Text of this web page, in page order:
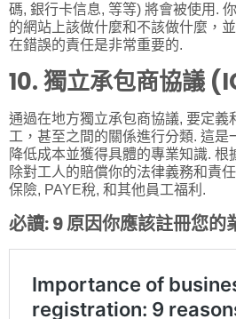
碼, 銀行卡信息, 等等) 將會被使用.
的網站上該做什麼和不該做什麼，
在錯誤的責任是非常重要的.
10. 獨立承包商協議
通過在地方獨立承包商協議, 要定義
工，甚至之間的關係進行分類. 這是
降低成本並獲得具體的專業知識. 根
除對工人的賠償你的法律義務和責
保險, PAYE稅, 和其他員工福利.
必讀:9 原因你應該註冊您的